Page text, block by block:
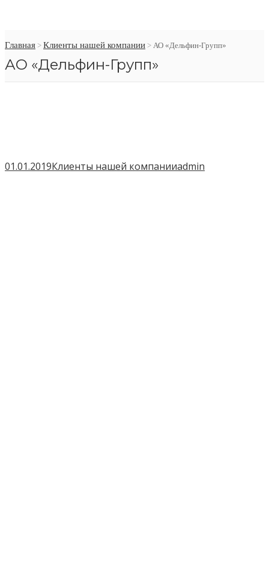
Главная > Клиенты нашей компании > АО «Дельфин-Групп»
АО «Дельфин-Групп»
01.01.2019Клиенты нашей компанииadmin